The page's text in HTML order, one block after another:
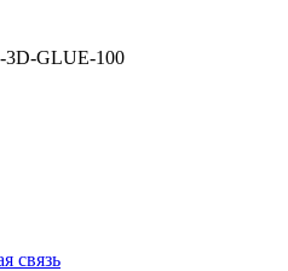
3D-GLUE-100
связь